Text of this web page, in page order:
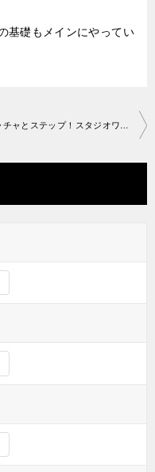
基礎もメインにやってい